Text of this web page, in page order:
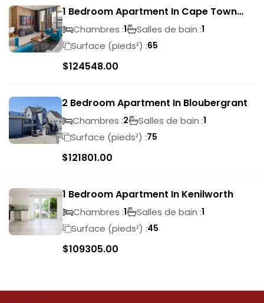
1 Bedroom Apartment In Cape Town
City Centre
Chambres :1 Salles de bain :1
Surface (pieds²) :65
$124548.00
2 Bedroom Apartment In Bloubergrant
Chambres :2 Salles de bain :1
Surface (pieds²) :75
$121801.00
1 Bedroom Apartment In Kenilworth
Chambres :1 Salles de bain :1
Surface (pieds²) :45
$109305.00